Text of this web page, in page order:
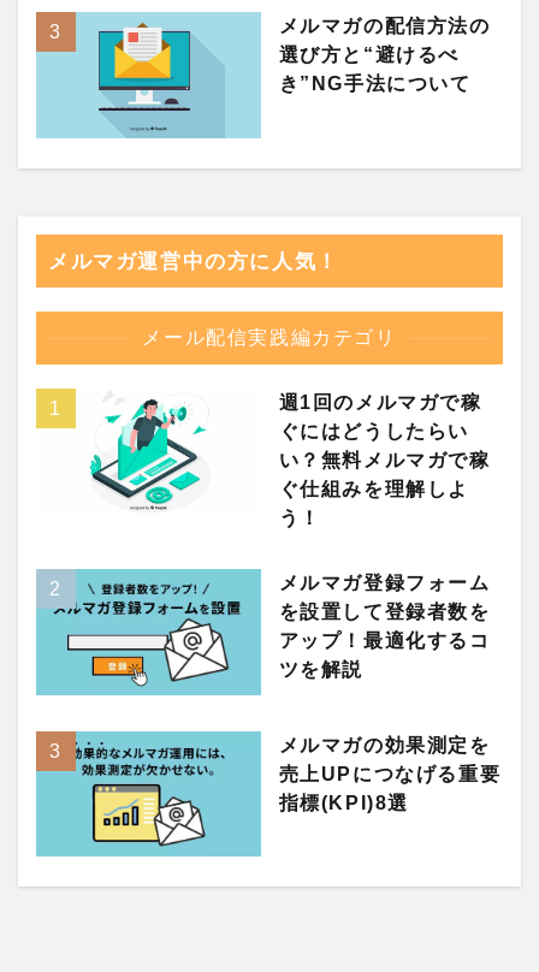
メルマガの配信方法の
選び方と“避けるべ
き”NG手法について
メルマガ運営中の方に人気！
メール配信実践編カテゴリ
週1回のメルマガで稼
ぐにはどうしたらい
い？無料メルマガで稼
ぐ仕組みを理解しよ
う！
メルマガ登録フォーム
を設置して登録者数を
アップ！最適化するコ
ツを解説
メルマガの効果測定を
売上UPにつなげる重要
指標(KPI)8選